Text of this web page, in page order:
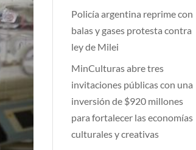
Policía argentina reprime con
balas y gases protesta contra
ley de Milei
MinCulturas abre tres
invitaciones públicas con una
inversión de $920 millones
para fortalecer las economías
culturales y creativas